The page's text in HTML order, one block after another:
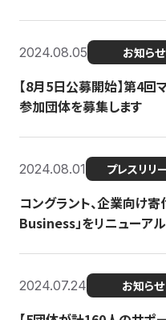
2024.08.05 お知らせ
【8月5日公募開始】第4
参加団体を募集します
2024.08.01 プレスリリ
コングラント、企業向け
Business」をリニューア
2024.07.24 お知らせ